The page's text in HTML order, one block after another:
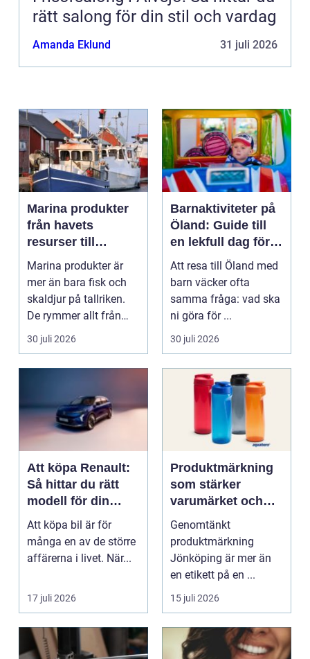
rätt salong för din stil och vardag
Amanda Eklund 31 juli 2026
Marina produkter
från havets
resurser till
hållbara
upplevelser
Marina produkter är
mer än bara fisk och
skaldjur på tallriken.
De rymmer allt från
mat och hälsa ti...
30 juli 2026
Barnaktiviteter på
Öland: Guide till
en lekfull dag för
hela familjen
Att resa till Öland med
barn väcker ofta
samma fråga: vad ska
ni göra för ...
30 juli 2026
Att köpa Renault:
Så hittar du rätt
modell för din
vardag
Att köpa bil är för
många en av de större
affärerna i livet. När...
17 juli 2026
Produktmärkning
som stärker
varumärket och
förenklar vardagen
Genomtänkt
produktmärkning
Jönköping är mer än
en etikett på en ...
15 juli 2026